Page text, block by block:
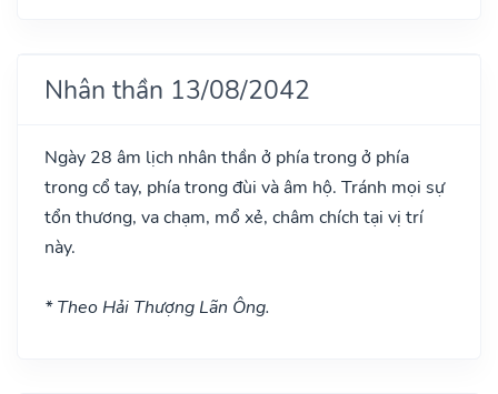
Nhân thần 13/08/2042
Ngày 28 âm lịch nhân thần ở phía trong ở phía
trong cổ tay, phía trong đùi và âm hộ. Tránh mọi sự
tổn thương, va chạm, mổ xẻ, châm chích tại vị trí
này.
* Theo Hải Thượng Lãn Ông.